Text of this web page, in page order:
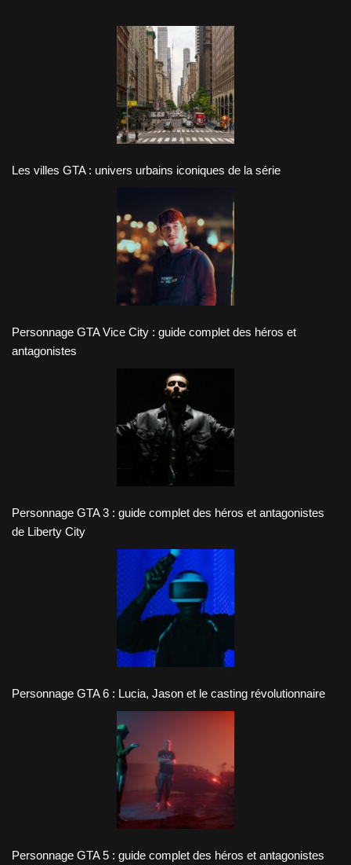
Les villes GTA : univers urbains iconiques de la série
Personnage GTA Vice City : guide complet des héros et
antagonistes
Personnage GTA 3 : guide complet des héros et antagonistes
de Liberty City
Personnage GTA 6 : Lucia, Jason et le casting révolutionnaire
Personnage GTA 5 : guide complet des héros et antagonistes